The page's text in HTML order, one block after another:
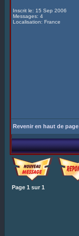
Inscrit le: 15 Sep 2006
Messages: 4
Localisation: France
Revenir en haut de page
Page 1 sur 1